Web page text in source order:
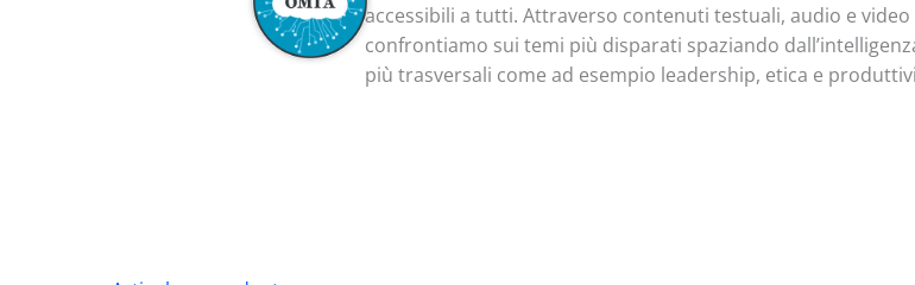
accessibili a tutti. Attraverso contenuti testuali, audio e
confrontiamo sui temi più disparati spaziando
più trasversali come ad esempio leadership, etica e